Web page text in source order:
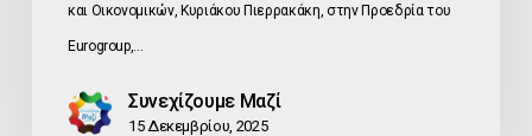
και Οικονομικών, Κυριάκου Πιερρακάκη, στην Προεδρία του
Eurogroup,…
Συνεχίζουμε Μαζί
15 Δεκεμβρίου, 2025